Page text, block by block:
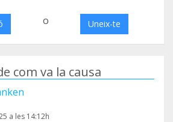
o Uneix-te
com va la causa
a les 14:12h